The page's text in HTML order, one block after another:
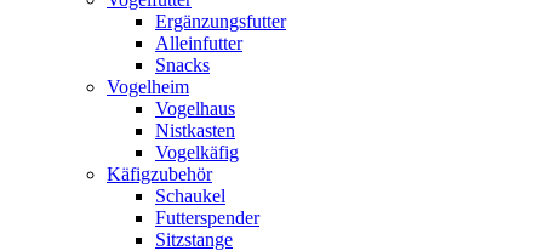
Ergänzungsfutter
Alleinfutter
Snacks
Vogelheim
Vogelhaus
Nistkasten
Vogelkäfig
Käfigzubehör
Schaukel
Futterspender
Sitzstange